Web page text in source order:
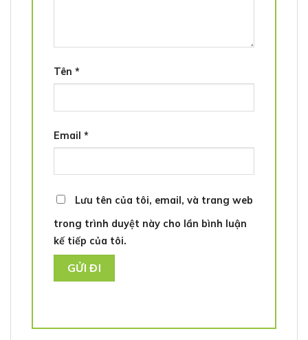
Tên *
Email *
Lưu tên của tôi, email, và trang web
trong trình duyệt này cho lần bình luận
kế tiếp của tôi.